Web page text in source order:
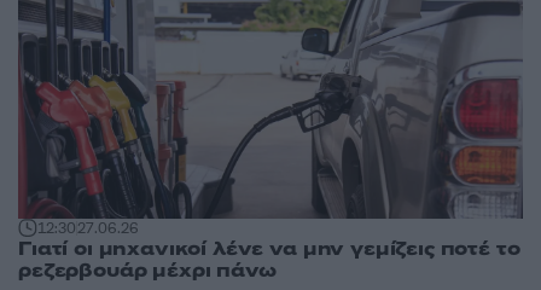
12:3027.06.26
Γιατί οι μηχανικοί λένε να μην γεμίζεις ποτέ το
ρεζερβουάρ μέχρι πάνω